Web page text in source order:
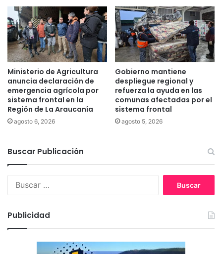
o
p
o
r
d
e
o
r
d
e
i
l
i
a
s
a
i
s
l
a
d
a
n
Ministerio de Agricultura
anuncia declaración de
emergencia agrícola por
sistema frontal en la
Región de La Araucanía
agosto 6, 2026
Gobierno mantiene
despliegue regional y
refuerza la ayuda en las
comunas afectadas por el
sistema frontal
agosto 5, 2026
Buscar Publicación
:
Publicidad